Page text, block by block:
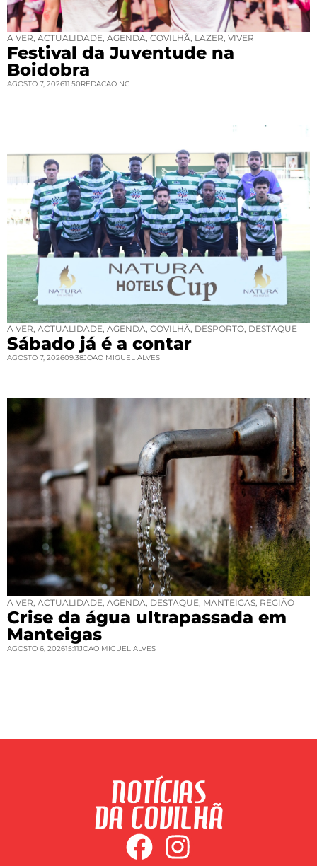
A VER ACTUALIDADE AGENDA COVILHÃ LAZER VIVER
Festival da Juventude na
Boidobra
AGOSTO 7, 202611:50REDACAO NC
A VER ACTUALIDADE AGENDA COVILHÃ DESPORTO DESTAQUE
Sábado já é a contar
AGOSTO 7, 202609:38JOAO MIGUEL ALVES
A VER ACTUALIDADE AGENDA DESTAQUE MANTEIGAS REGIÃO
Crise da água ultrapassada em
Manteigas
AGOSTO 6, 202615:11JOAO MIGUEL ALVES